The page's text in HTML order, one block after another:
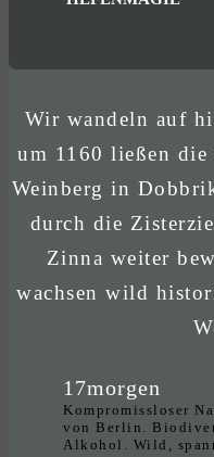
Wir wandeln auf
um 1160 ließen
Weinberg in
durch die
Zinna weiter
wachsen wild
17morgen
Kompromissloser
von Berlin.
Alkohol. Wild,